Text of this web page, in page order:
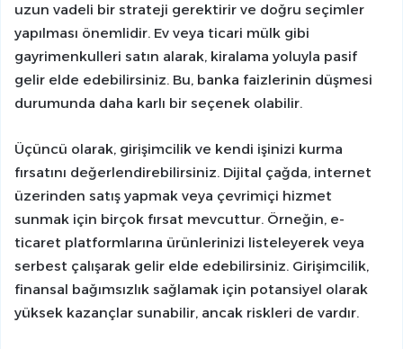
uzun vadeli bir strateji gerektirir ve doğru seçimler
yapılması önemlidir. Ev veya ticari mülk gibi
gayrimenkulleri satın alarak, kiralama yoluyla pasif
gelir elde edebilirsiniz. Bu, banka faizlerinin düşmesi
durumunda daha karlı bir seçenek olabilir.
Üçüncü olarak, girişimcilik ve kendi işinizi kurma
fırsatını değerlendirebilirsiniz. Dijital çağda, internet
üzerinden satış yapmak veya çevrimiçi hizmet
sunmak için birçok fırsat mevcuttur. Örneğin, e-
ticaret platformlarına ürünlerinizi listeleyerek veya
serbest çalışarak gelir elde edebilirsiniz. Girişimcilik,
finansal bağımsızlık sağlamak için potansiyel olarak
yüksek kazançlar sunabilir, ancak riskleri de vardır.